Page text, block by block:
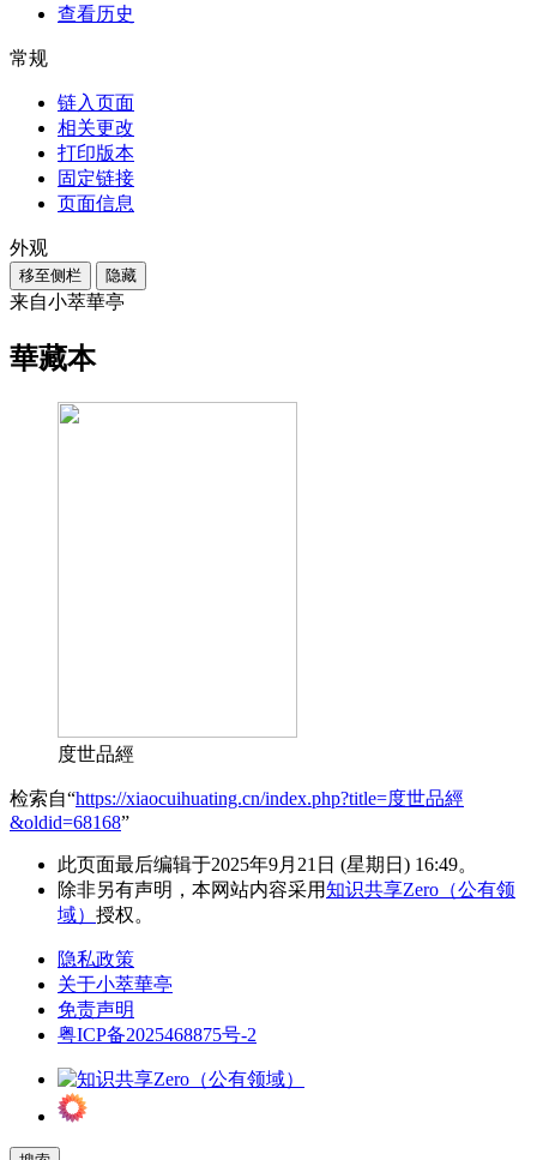
查看历史
常规
链入页面
相关更改
打印版本
固定链接
页面信息
外观
移至侧栏 隐藏
来自小萃華亭
華藏本
度世品經
检索自“https://xiaocuihuating.cn/index.php?title=度世品經
&oldid=68168”
此页面最后编辑于2025年9月21日 (星期日) 16:49。
除非另有声明，本网站内容采用知识共享Zero（公有领
域） 授权。
隐私政策
关于小萃華亭
免责声明
粤ICP备2025468875号-2